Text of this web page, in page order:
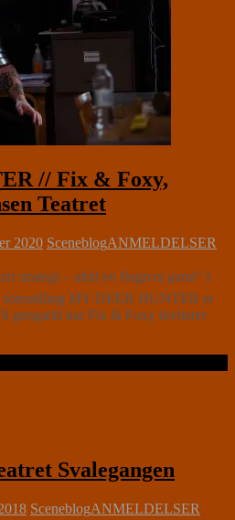
// Fix & Foxy,
Teatret
2020 SceneblogANMELDELSER
strategi – altid en flugtvej parat” I
forestilling MY DEER HUNTER er
gengæld har Fix & Foxy inviteret
Svalegangen
SceneblogANMELDELSER